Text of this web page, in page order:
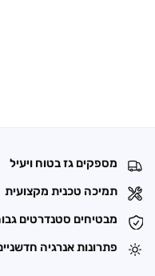
מספקים גז בטוח ויעיל
תמיכה טכנית מקצועית
מבטיחים סטנדרטים
פתרונות אנרגיה